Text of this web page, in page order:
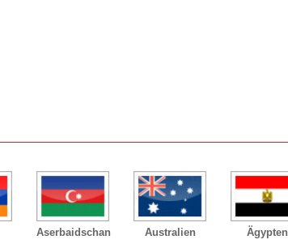
Aserbaidschan Australien Ägypten